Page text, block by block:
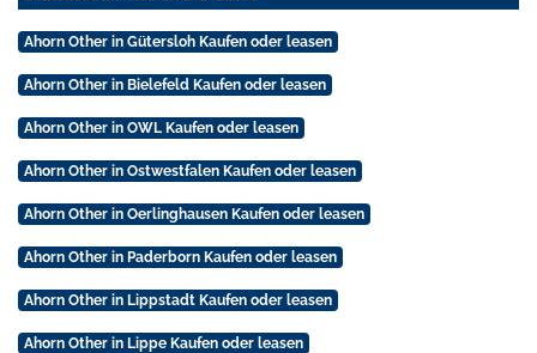
Ahorn Other in Gütersloh Kaufen oder leasen
Ahorn Other in Bielefeld Kaufen oder leasen
Ahorn Other in OWL Kaufen oder leasen
Ahorn Other in Ostwestfalen Kaufen oder leasen
Ahorn Other in Oerlinghausen Kaufen oder leasen
Ahorn Other in Paderborn Kaufen oder leasen
Ahorn Other in Lippstadt Kaufen oder leasen
Ahorn Other in Lippe Kaufen oder leasen